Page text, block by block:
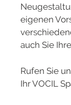
eigenen
auch Sie
Rufen Sie
Ihr VOCIL